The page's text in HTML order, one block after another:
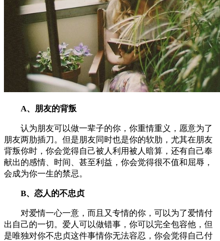
A、朋友的背叛
认为朋友可以做一辈子的你，你重情重义，愿意为了
朋友两肋插刀。但是朋友同时也是你的软肋，尤其在朋友
背叛你时，你会觉得自己被人利用被人暗算，还有自己奉
献出的感情、时间、甚至利益，你会觉得很不值和屈辱，
会成为你一生的禁忌。
B、恋人的不忠贞
对爱情一心一意，而且又专情的你，可以为了爱情付
出自己的一切。爱人可以做错事，你可以完全包容他，但
是唯独对你不忠贞这件事情你无法容忍，你会觉得自己付